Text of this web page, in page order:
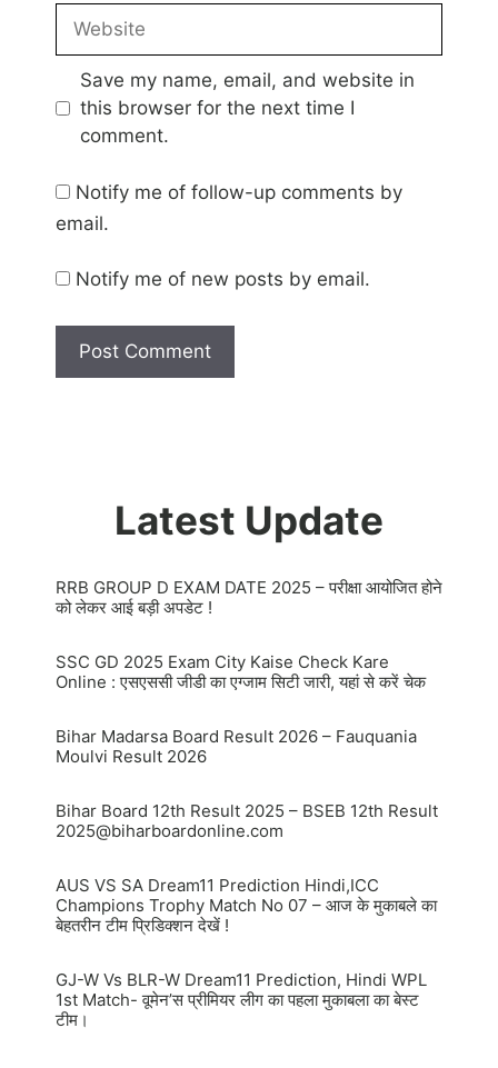
Website
Save my name, email, and website in
this browser for the next time I
comment.
Notify me of follow-up comments by
email.
Notify me of new posts by email.
Latest Update
RRB GROUP D EXAM DATE 2025 – परीक्षा आयोजित होने
को लेकर आई बड़ी अपडेट !
SSC GD 2025 Exam City Kaise Check Kare
Online : एसएससी जीडी का एग्जाम सिटी जारी, यहां से करें चेक
Bihar Madarsa Board Result 2026 – Fauquania
Moulvi Result 2026
Bihar Board 12th Result 2025 – BSEB 12th Result
2025@biharboardonline.com
AUS VS SA Dream11 Prediction Hindi,ICC
Champions Trophy Match No 07 – आज के मुकाबले का
बेहतरीन टीम प्रिडिक्शन देखें !
GJ-W Vs BLR-W Dream11 Prediction, Hindi WPL
1st Match- वूमेन’स प्रीमियर लीग का पहला मुकाबला का बेस्ट
टीम।